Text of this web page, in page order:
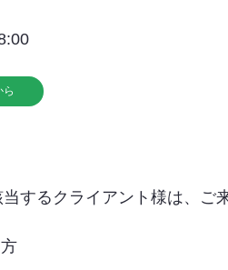
ら
当するクライアント様は、ご